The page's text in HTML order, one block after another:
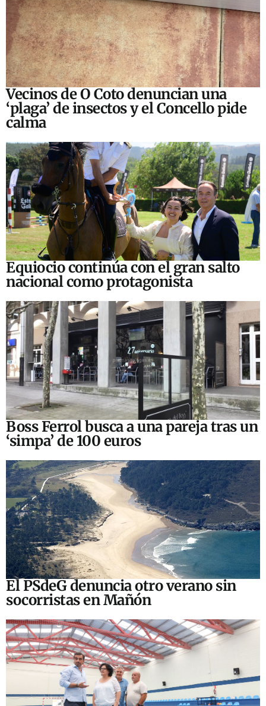
Vecinos de O Coto denuncian una
‘plaga’ de insectos y el Concello pide
calma
Equiocio continúa con el gran salto
nacional como protagonista
Boss Ferrol busca a una pareja tras un
‘simpa’ de 100 euros
El PSdeG denuncia otro verano sin
socorristas en Mañón